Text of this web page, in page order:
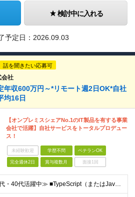
検討中に入れる
予定日： 2026.09.03
話を聞きたい応募可
会社
年収600万円～*リモート週2日OK*自社
均16日
【オンプレミスシェアNo.1のIT製品を有する事業
会社で活躍】自社サービスをトータルプロデュー
ス！
未経験歓迎 学歴不問 ベテランOK
完全週休2日 賞与複数月 面接1回
≪30代・40代活躍中≫ ■TypeScript（またはJavaScript）、PHP、Java、C/C++ のいずれかを使用した開発の実務経験がある方 ■学歴不問